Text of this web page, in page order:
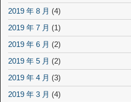
2019 年 8 月 (4)
2019 年 7 月 (1)
2019 年 6 月 (2)
2019 年 5 月 (2)
2019 年 4 月 (3)
2019 年 3 月 (4)